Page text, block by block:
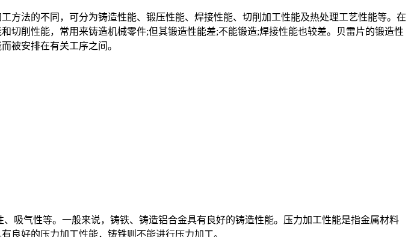
法的不同，可分为铸造性能、锻压性能、焊接性能、切削加工性能及热处理工艺性能等。在
削性能，常用来铸造机械零件;但其锻造性能差;不能锻造;焊接性能也较差。贝雷片的锻造性
被安排在有关工序之间。
气性等。一般来说，铸铁、铸造铝合金具有良好的铸造性能。压力加工性能是指金属材料
良好的压力加工性能，铸铁则不能进行压力加工。